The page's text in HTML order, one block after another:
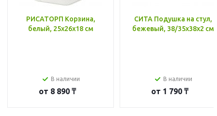
РИСАТОРП Корзина,
белый, 25x26x18 см
В наличии
от 8 890 ₸
СИТА Подушка на стул,
бежевый, 38/35x38x2 см
В наличии
от 1 790 ₸